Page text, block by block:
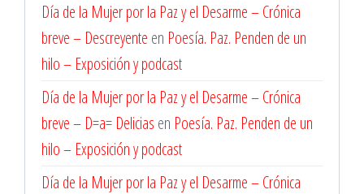
Día de la Mujer por la Paz y el Desarme – Crónica
breve – Descreyente en Poesía. Paz. Penden de un
hilo – Exposición y podcast
Día de la Mujer por la Paz y el Desarme – Crónica
breve – D=a= Delicias en Poesía. Paz. Penden de un
hilo – Exposición y podcast
Día de la Mujer por la Paz y el Desarme – Crónica